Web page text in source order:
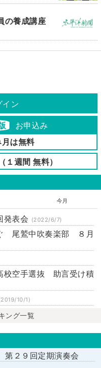
の養成講座
イン
お申込み
は無料
１週間 無料）
今月
発表会 (2022/6/7)
尾鷲中吹奏楽部 ８月
校空手選抜 助言受け積
10/1)
ング一覧
２９回定期演奏会